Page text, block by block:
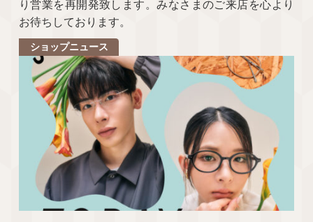
り営業を再開発致します。みなさまのご来店を心より
お待ちしております。
ショップニュース